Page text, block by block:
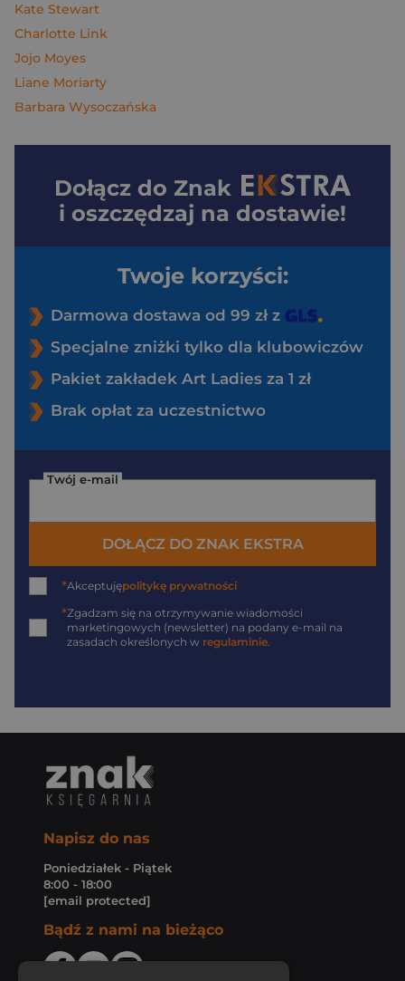
Kate Stewart
Charlotte Link
Jojo Moyes
Liane Moriarty
Barbara Wysoczańska
Dołącz do Znak
i oszczędzaj na dostawie!
Twoje korzyści:
Darmowa dostawa od 99 zł z
Specjalne zniżki tylko dla klubowiczów
Pakiet zakładek Art Ladies za 1 zł
Brak opłat za uczestnictwo
Twój e-mail
DOŁĄCZ DO ZNAK EKSTRA
*Akceptujępolitykę prywatności
*Zgadzam się na otrzymywanie wiadomości
marketingowych (newsletter) na podany e-mail na
zasadach określonych w regulaminie.
Napisz do nas
Poniedziałek - Piątek
8:00 - 18:00
[email protected]
Bądź z nami na bieżąco